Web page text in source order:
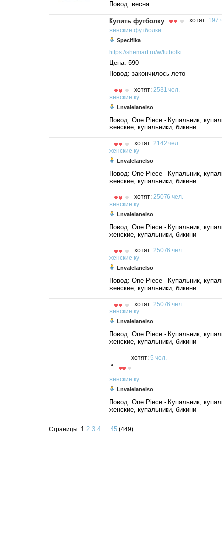
Повод: весна
Купить футболку хотят: 197
женские футболки
Specifika
https://shemart.ru/w/futbolki...
Цена: 590
Повод: закончилось лето
хотят: 2531 чел.
женские ку
Lnvalelanelso
Повод: One Piece - Купальник,
женские, купальники, бикини
хотят: 2142 чел.
женские ку
Lnvalelanelso
Повод: One Piece - Купальник,
женские, купальники, бикини
хотят: 25076 чел.
женские ку
Lnvalelanelso
Повод: One Piece - Купальник,
женские, купальники, бикини
хотят: 25076 чел.
женские ку
Lnvalelanelso
Повод: One Piece - Купальник,
женские, купальники, бикини
хотят: 25076 чел.
женские ку
Lnvalelanelso
Повод: One Piece - Купальник,
женские, купальники, бикини
хотят: 5 чел.
женские ку
Lnvalelanelso
Повод: One Piece - Купальник,
женские, купальники, бикини
Страницы: 1 2 3 4 ... 45 (449)